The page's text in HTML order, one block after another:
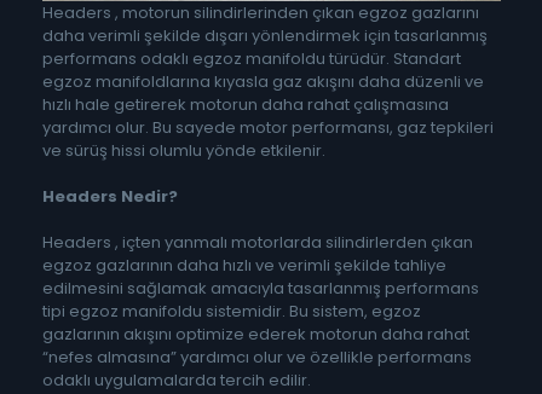
Headers , motorun silindirlerinden çıkan egzoz gazlarını
daha verimli şekilde dışarı yönlendirmek için tasarlanmış
performans odaklı egzoz manifoldu türüdür. Standart
egzoz manifoldlarına kıyasla gaz akışını daha düzenli ve
hızlı hale getirerek motorun daha rahat çalışmasına
yardımcı olur. Bu sayede motor performansı, gaz tepkileri
ve sürüş hissi olumlu yönde etkilenir.
Headers Nedir?
Headers , içten yanmalı motorlarda silindirlerden çıkan
egzoz gazlarının daha hızlı ve verimli şekilde tahliye
edilmesini sağlamak amacıyla tasarlanmış performans
tipi egzoz manifoldu sistemidir. Bu sistem, egzoz
gazlarının akışını optimize ederek motorun daha rahat
“nefes almasına” yardımcı olur ve özellikle performans
odaklı uygulamalarda tercih edilir.